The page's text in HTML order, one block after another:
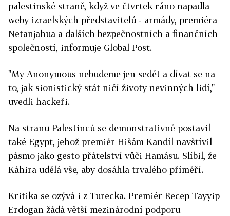
palestinské straně, když ve čtvrtek ráno napadla
weby izraelských představitelů - armády, premiéra
Netanjahua a dalších bezpečnostních a finančních
společností, informuje Global Post.
"My Anonymous nebudeme jen sedět a dívat se na
to, jak sionistický stát ničí životy nevinných lidí,"
uvedli hackeři.
Na stranu Palestinců se demonstrativně postavil
také Egypt, jehož premiér Hišám Kandíl navštívil
pásmo jako gesto přátelství vůči Hamásu. Slíbil, že
Káhira udělá vše, aby dosáhla trvalého příměří.
Kritika se ozývá i z Turecka. Premiér Recep Tayyip
Erdogan žádá větší mezinárodní podporu